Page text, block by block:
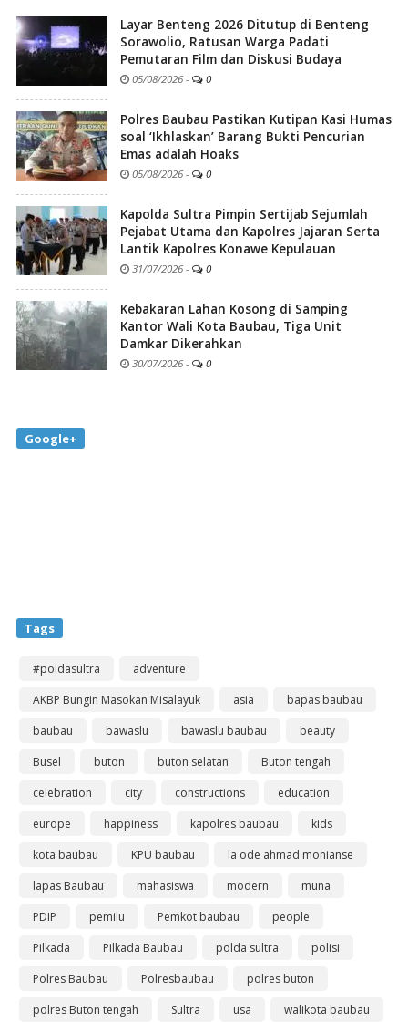
Layar Benteng 2026 Ditutup di Benteng
Sorawolio, Ratusan Warga Padati
Pemutaran Film dan Diskusi Budaya
05/08/2026 - 0
Polres Baubau Pastikan Kutipan Kasi Humas
soal ‘Ikhlaskan’ Barang Bukti Pencurian
Emas adalah Hoaks
05/08/2026 - 0
Kapolda Sultra Pimpin Sertijab Sejumlah
Pejabat Utama dan Kapolres Jajaran Serta
Lantik Kapolres Konawe Kepulauan
31/07/2026 - 0
Kebakaran Lahan Kosong di Samping
Kantor Wali Kota Baubau, Tiga Unit
Damkar Dikerahkan
30/07/2026 - 0
Google+
Tags
#poldasultra
adventure
AKBP Bungin Masokan Misalayuk
asia
bapas baubau
baubau
bawaslu bawaslu baubau
beauty
Busel
buton buton selatan
Buton tengah
celebration
city constructions
education
europe
happiness kapolres baubau
kids
kota baubau
KPU baubau
la ode ahmad monianse
lapas Baubau
mahasiswa modern
muna
PDIP
pemilu Pemkot baubau
people
Pilkada
Pilkada Baubau polda sultra
polisi
Polres Baubau
Polresbaubau
polres buton
polres Buton tengah
Sultra usa
walikota baubau